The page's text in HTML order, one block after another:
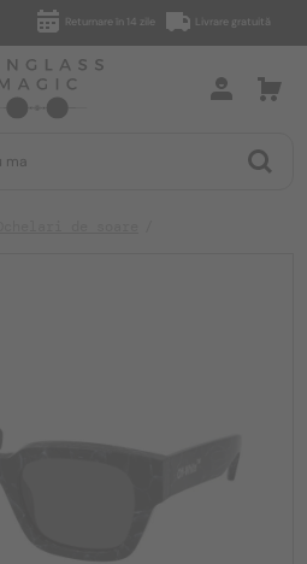
Returnare în 14 zile Livrare gratuită